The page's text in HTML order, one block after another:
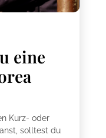
eine
Kurz- oder
solltest du